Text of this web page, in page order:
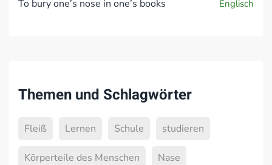
To bury one’s nose in one’s books Englisch
Themen und Schlagwörter
Fleiß Lernen Schule studieren
Körperteile des Menschen Nase